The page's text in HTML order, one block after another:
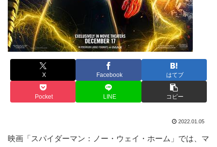
X Facebook はてブ
Pocket LINE コピー
2022.01.05
映画「スパイダーマン：ノー・ウェイ・ホーム」では、マ